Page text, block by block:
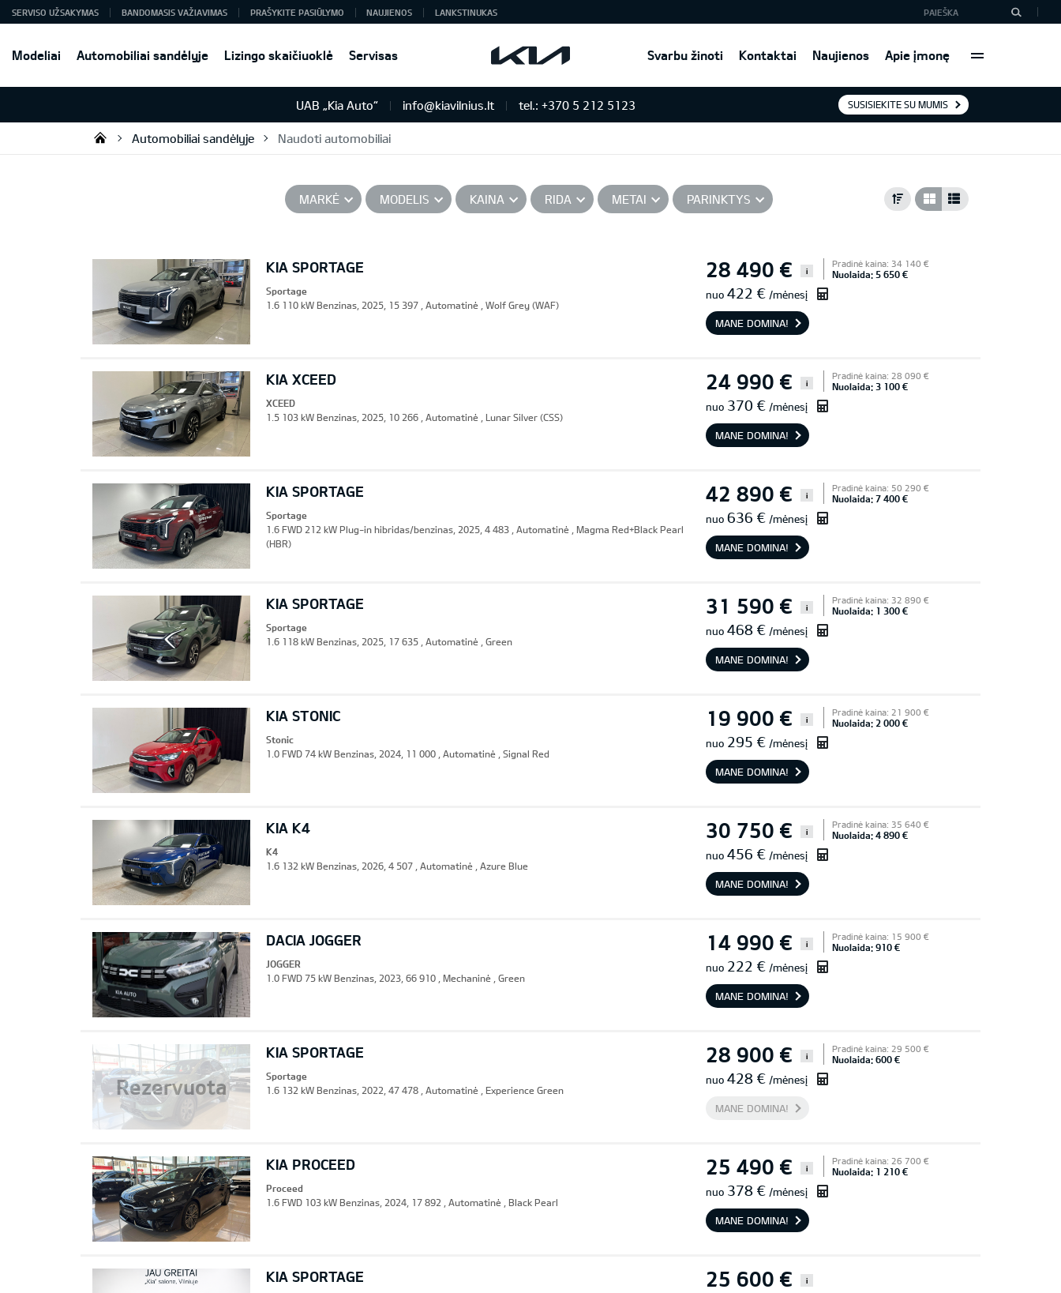
Modeliai Automobiliai sandėlyje Lizingo skaičiuoklė Servisas Svarbu žinoti Kontaktai Naujienos Apie įmonę
SERVISO UŽSAKYMAS BANDOMASIS VAŽIAVIMAS PRAŠYKITE PASIŪLYMO NAUJIENOS LANKSTINUKAS
UAB „Kia Auto“ info@kiavilnius.lt tel.: +370 5 212 5123 SUSISIEKITE SU MUMIS
UAB „Kia Auto“
Automobiliai sandėlyje Naudoti automobiliai
MARKĖ MODELIS KAINA RIDA METAI PARINKTYS
KIA SPORTAGE 28 490 € i
Pradinė kaina: 34 140 €
Nuolaida: 5 650 €
nuo 422 € /mėnesį
Sportage
1.6 110 kW Benzinas, 2025, 15 397 , Automatinė , Wolf Grey (WAF)
MANE DOMINA!
KIA XCEED 24 990 € i
Pradinė kaina: 28 090 €
Nuolaida: 3 100 €
nuo 370 € /mėnesį
XCEED
1.5 103 kW Benzinas, 2025, 10 266 , Automatinė , Lunar Silver (CSS)
MANE DOMINA!
KIA SPORTAGE 42 890 € i
Pradinė kaina: 50 290 €
Nuolaida: 7 400 €
nuo 636 € /mėnesį
Sportage
1.6 FWD 212 kW Plug-in hibridas/benzinas, 2025, 4 483 , Automatinė , Magma Red+Black Pearl
(HBR)
MANE DOMINA!
KIA SPORTAGE 31 590 € i
Pradinė kaina: 32 890 €
Nuolaida: 1 300 €
nuo 468 € /mėnesį
Sportage
1.6 118 kW Benzinas, 2025, 17 635 , Automatinė , Green
MANE DOMINA!
KIA STONIC 19 900 € i
Pradinė kaina: 21 900 €
Nuolaida: 2 000 €
nuo 295 € /mėnesį
Stonic
1.0 FWD 74 kW Benzinas, 2024, 11 000 , Automatinė , Signal Red
MANE DOMINA!
KIA K4 30 750 € i
Pradinė kaina: 35 640 €
Nuolaida: 4 890 €
nuo 456 € /mėnesį
K4
1.6 132 kW Benzinas, 2026, 4 507 , Automatinė , Azure Blue
MANE DOMINA!
DACIA JOGGER 14 990 € i
Pradinė kaina: 15 900 €
Nuolaida: 910 €
nuo 222 € /mėnesį
JOGGER
1.0 FWD 75 kW Benzinas, 2023, 66 910 , Mechaninė , Green
MANE DOMINA!
KIA SPORTAGE
Rezervuota
28 900 € i
Pradinė kaina: 29 500 €
Nuolaida: 600 €
nuo 428 € /mėnesį
Sportage
1.6 132 kW Benzinas, 2022, 47 478 , Automatinė , Experience Green
MANE DOMINA!
KIA PROCEED 25 490 € i
Pradinė kaina: 26 700 €
Nuolaida: 1 210 €
nuo 378 € /mėnesį
Proceed
1.6 FWD 103 kW Benzinas, 2024, 17 892 , Automatinė , Black Pearl
MANE DOMINA!
KIA SPORTAGE 25 600 € i